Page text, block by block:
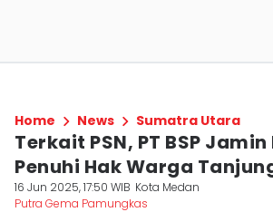
Home News Sumatra Utara
Terkait PSN, PT BSP
Penuhi Hak Warga
16 Jun 2025, 17:50 WIB Kota Medan
Putra Gema Pamungkas